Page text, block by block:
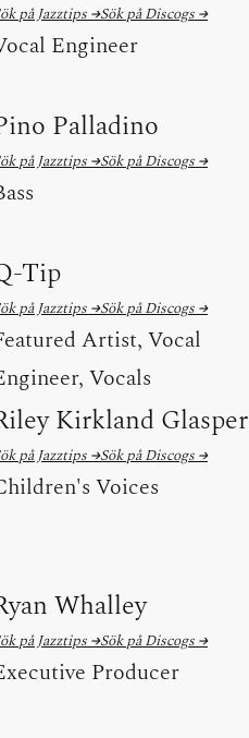
på Jazztips →Sök på Discogs →
Engineer
Palladino
på Jazztips →Sök på Discogs →
Tip
på Jazztips →Sök på Discogs →
Artist, Vocal
Vocals
Kirkland Glasper
på Jazztips →Sök på Discogs →
Voices
Whalley
på Jazztips →Sök på Discogs →
Producer